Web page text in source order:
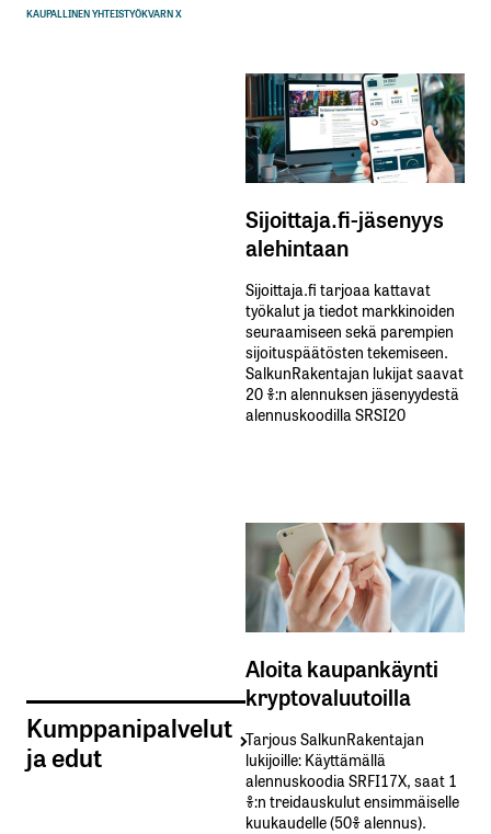
KAUPALLINEN YHTEISTYÖKVARN X
Kumppanipalvelut
ja edut
Sijoittaja.fi-jäsenyys
alehintaan
Sijoittaja.fi tarjoaa kattavat
työkalut ja tiedot markkinoiden
seuraamiseen sekä parempien
sijoituspäätösten tekemiseen.
SalkunRakentajan lukijat saavat
20 %:n alennuksen jäsenyydestä
alennuskoodilla SRSI20
Aloita kaupankäynti
kryptovaluutoilla
Tarjous SalkunRakentajan
lukijoille: Käyttämällä​ ​
alennuskoodia​ ​SRFI17X,​ ​saat​ ​1
%:n treidauskulut​ ​ensimmäiselle​ ​
kuukaudelle​ ​(50%​ ​alennus).